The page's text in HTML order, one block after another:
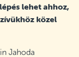
lehet ahhoz,
közel
Jahoda